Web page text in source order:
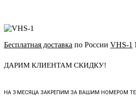
Бесплатная доставка по России VHS-1
ДАРИМ КЛИЕНТАМ СКИДКУ!
НА 3 МЕСЯЦА ЗАКРЕПИМ ЗА ВАШИМ НОМЕРОМ